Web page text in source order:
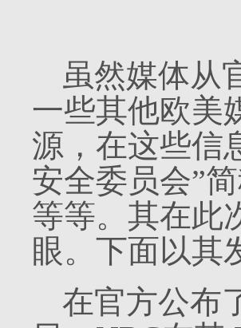
虽然媒体从
一些其他欧美
源，在这些信
安全委员会”
等等。其在此
眼。下面以其
在官方公布